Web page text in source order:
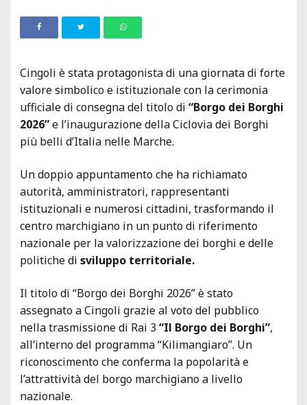
Cingoli è stata protagonista di una giornata di forte
valore simbolico e istituzionale con la cerimonia
ufficiale di consegna del titolo di “Borgo dei Borghi
2026”e l’inaugurazione della Ciclovia dei Borghi
più belli d’Italia nelle Marche.
Un doppio appuntamento che ha richiamato
autorità, amministratori, rappresentanti
istituzionali e numerosi cittadini, trasformando il
centro marchigiano in un punto di riferimento
nazionale per la valorizzazione dei borghi e delle
politiche di sviluppo territoriale.
Il titolo di “Borgo dei Borghi 2026” è stato
assegnato a Cingoli grazie al voto del pubblico
nella trasmissione di Rai 3 “Il Borgo dei Borghi”,
all’interno del programma “Kilimangiaro”. Un
riconoscimento che conferma la popolarità e
l’attrattività del borgo marchigiano a livello
nazionale.